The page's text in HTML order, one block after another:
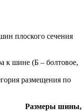
плоского сечения
к шине (Б – болтовое,
размещения по
Размеры